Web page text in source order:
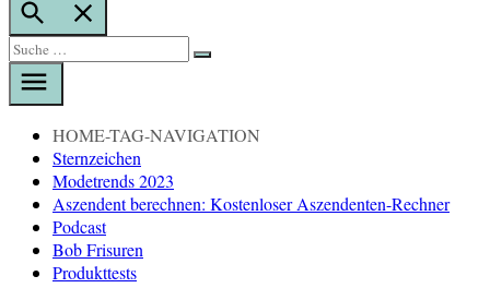
Suche
öffnen
Suche
nach:
Suche
HOME-TAG-NAVIGATION
Sternzeichen
Modetrends 2023
Aszendent berechnen: Kostenloser Aszendenten-Rechner
Podcast
Bob Frisuren
Produkttests